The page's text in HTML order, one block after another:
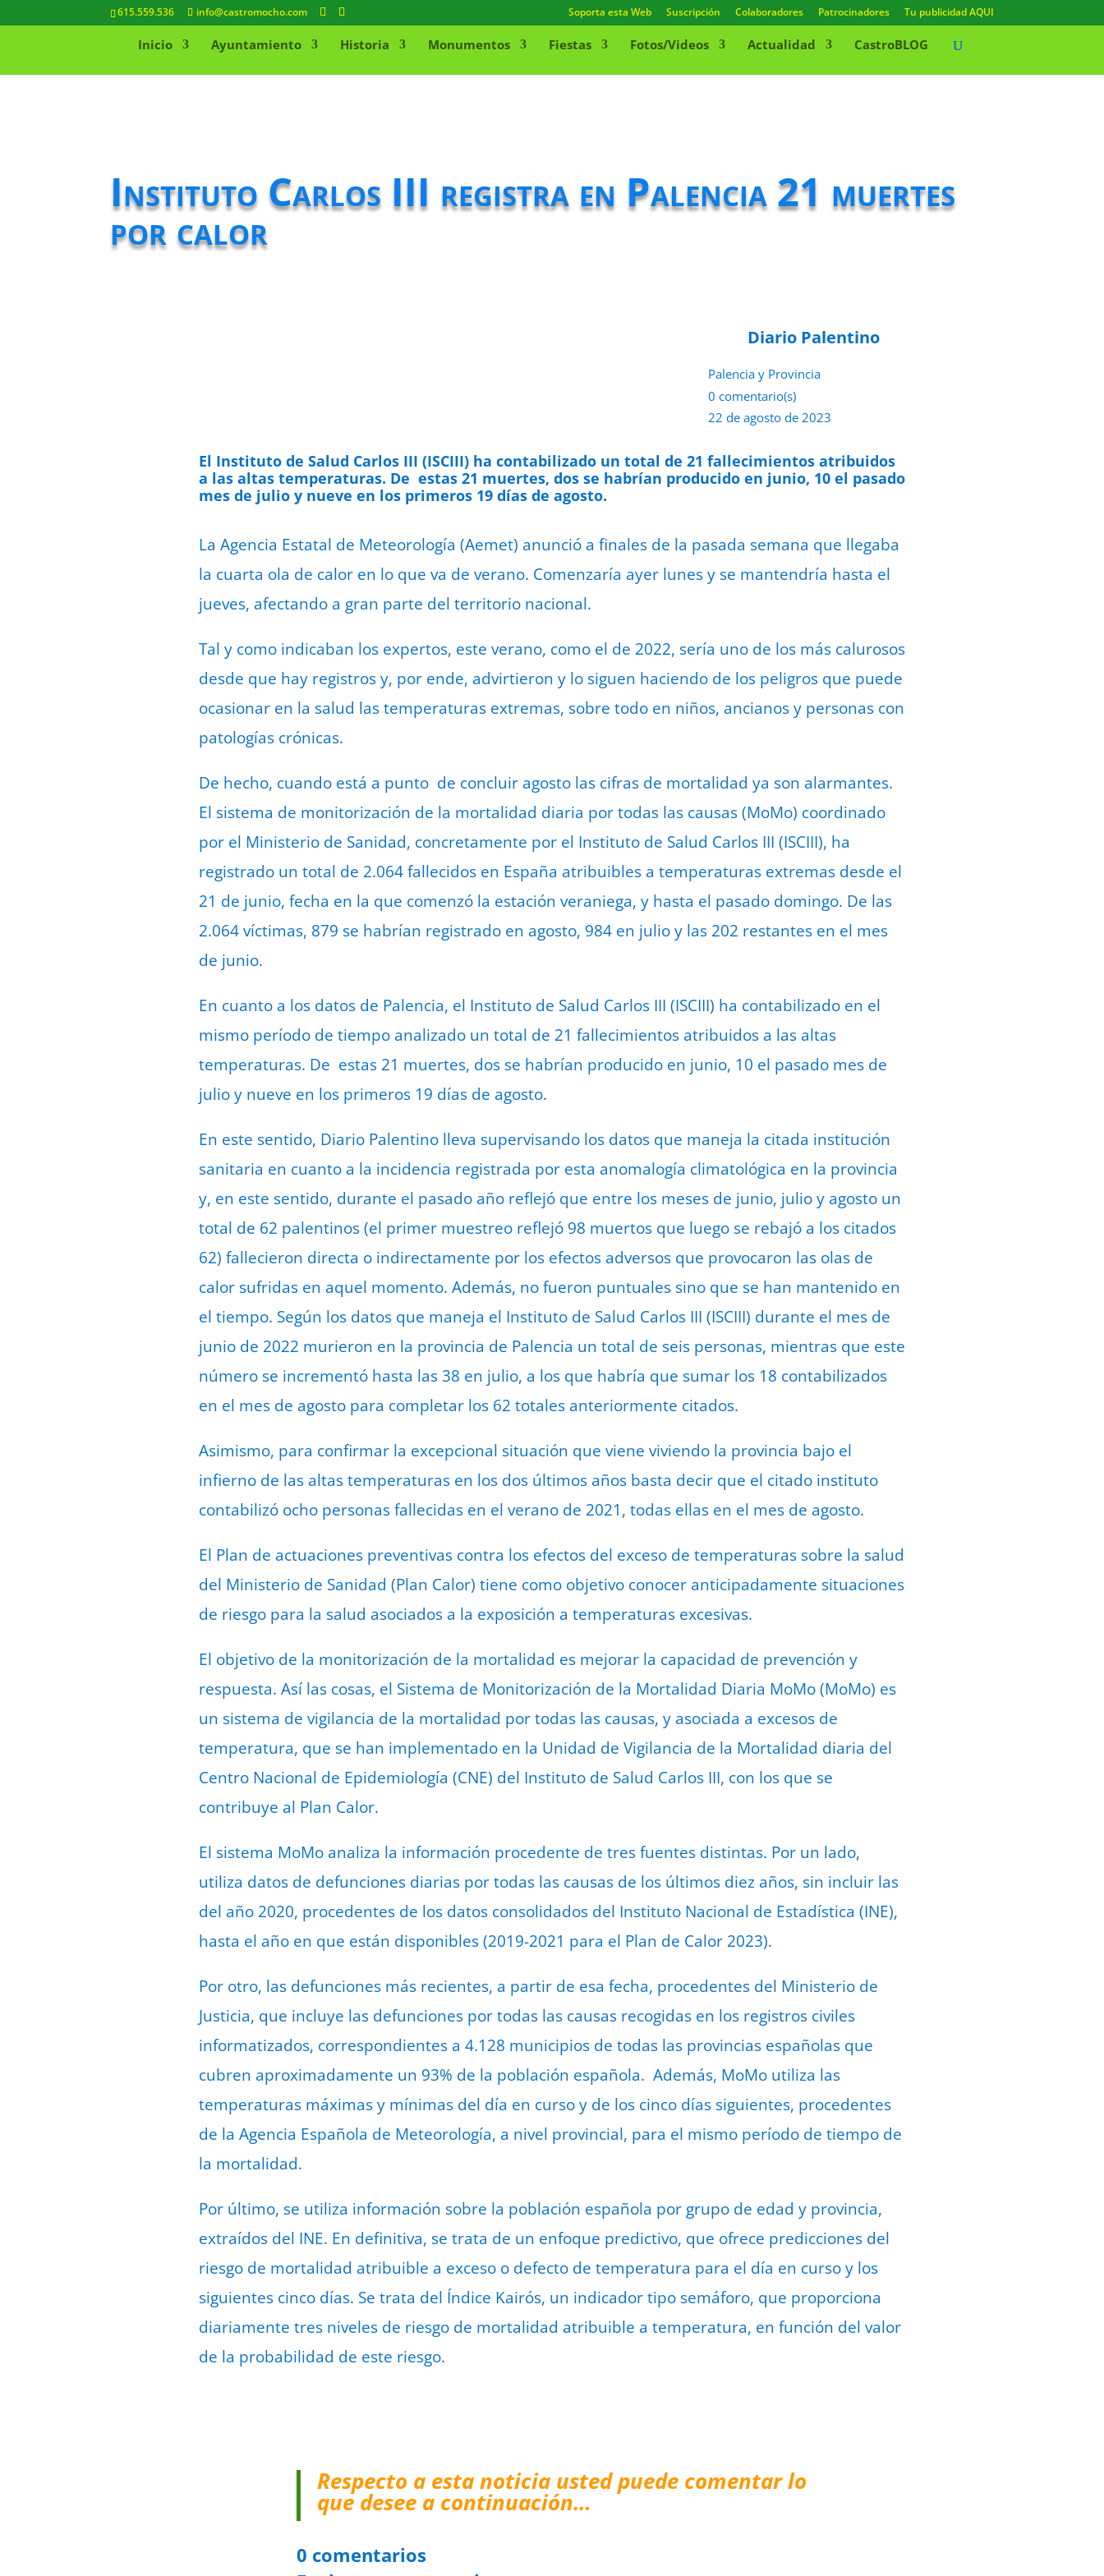
615.559.536 info@castromocho.com Soporta esta Web Suscripción Colaboradores Patrocinadores Tu publicidad AQUI
Inicio Ayuntamiento Historia Monumentos Fiestas Fotos/Videos Actualidad CastroBLOG
Instituto Carlos III registra en Palencia 21 muertes
por calor
Diario Palentino
Palencia y Provincia
0 comentario(s)
22 de agosto de 2023
El Instituto de Salud Carlos III (ISCIII) ha contabilizado un total de 21 fallecimientos atribuidos
a las altas temperaturas. De estas 21 muertes, dos se habrían producido en junio, 10 el pasado
mes de julio y nueve en los primeros 19 días de agosto.
La Agencia Estatal de Meteorología (Aemet) anunció a finales de la pasada semana que llegaba
la cuarta ola de calor en lo que va de verano. Comenzaría ayer lunes y se mantendría hasta el
jueves, afectando a gran parte del territorio nacional.
Tal y como indicaban los expertos, este verano, como el de 2022, sería uno de los más calurosos
desde que hay registros y, por ende, advirtieron y lo siguen haciendo de los peligros que puede
ocasionar en la salud las temperaturas extremas, sobre todo en niños, ancianos y personas con
patologías crónicas.
De hecho, cuando está a punto de concluir agosto las cifras de mortalidad ya son alarmantes.
El sistema de monitorización de la mortalidad diaria por todas las causas (MoMo) coordinado
por el Ministerio de Sanidad, concretamente por el Instituto de Salud Carlos III (ISCIII), ha
registrado un total de 2.064 fallecidos en España atribuibles a temperaturas extremas desde el
21 de junio, fecha en la que comenzó la estación veraniega, y hasta el pasado domingo. De las
2.064 víctimas, 879 se habrían registrado en agosto, 984 en julio y las 202 restantes en el mes
de junio.
En cuanto a los datos de Palencia, el Instituto de Salud Carlos III (ISCIII) ha contabilizado en el
mismo período de tiempo analizado un total de 21 fallecimientos atribuidos a las altas
temperaturas. De estas 21 muertes, dos se habrían producido en junio, 10 el pasado mes de
julio y nueve en los primeros 19 días de agosto.
En este sentido, Diario Palentino lleva supervisando los datos que maneja la citada institución
sanitaria en cuanto a la incidencia registrada por esta anomalogía climatológica en la provincia
y, en este sentido, durante el pasado año reflejó que entre los meses de junio, julio y agosto un
total de 62 palentinos (el primer muestreo reflejó 98 muertos que luego se rebajó a los citados
62) fallecieron directa o indirectamente por los efectos adversos que provocaron las olas de
calor sufridas en aquel momento. Además, no fueron puntuales sino que se han mantenido en
el tiempo. Según los datos que maneja el Instituto de Salud Carlos III (ISCIII) durante el mes de
junio de 2022 murieron en la provincia de Palencia un total de seis personas, mientras que este
número se incrementó hasta las 38 en julio, a los que habría que sumar los 18 contabilizados
en el mes de agosto para completar los 62 totales anteriormente citados.
Asimismo, para confirmar la excepcional situación que viene viviendo la provincia bajo el
infierno de las altas temperaturas en los dos últimos años basta decir que el citado instituto
contabilizó ocho personas fallecidas en el verano de 2021, todas ellas en el mes de agosto.
El Plan de actuaciones preventivas contra los efectos del exceso de temperaturas sobre la salud
del Ministerio de Sanidad (Plan Calor) tiene como objetivo conocer anticipadamente situaciones
de riesgo para la salud asociados a la exposición a temperaturas excesivas.
El objetivo de la monitorización de la mortalidad es mejorar la capacidad de prevención y
respuesta. Así las cosas, el Sistema de Monitorización de la Mortalidad Diaria MoMo (MoMo) es
un sistema de vigilancia de la mortalidad por todas las causas, y asociada a excesos de
temperatura, que se han implementado en la Unidad de Vigilancia de la Mortalidad diaria del
Centro Nacional de Epidemiología (CNE) del Instituto de Salud Carlos III, con los que se
contribuye al Plan Calor.
El sistema MoMo analiza la información procedente de tres fuentes distintas. Por un lado,
utiliza datos de defunciones diarias por todas las causas de los últimos diez años, sin incluir las
del año 2020, procedentes de los datos consolidados del Instituto Nacional de Estadística (INE),
hasta el año en que están disponibles (2019-2021 para el Plan de Calor 2023).
Por otro, las defunciones más recientes, a partir de esa fecha, procedentes del Ministerio de
Justicia, que incluye las defunciones por todas las causas recogidas en los registros civiles
informatizados, correspondientes a 4.128 municipios de todas las provincias españolas que
cubren aproximadamente un 93% de la población española. Además, MoMo utiliza las
temperaturas máximas y mínimas del día en curso y de los cinco días siguientes, procedentes
de la Agencia Española de Meteorología, a nivel provincial, para el mismo período de tiempo de
la mortalidad.
Por último, se utiliza información sobre la población española por grupo de edad y provincia,
extraídos del INE. En definitiva, se trata de un enfoque predictivo, que ofrece predicciones del
riesgo de mortalidad atribuible a exceso o defecto de temperatura para el día en curso y los
siguientes cinco días. Se trata del Índice Kairós, un indicador tipo semáforo, que proporciona
diariamente tres niveles de riesgo de mortalidad atribuible a temperatura, en función del valor
de la probabilidad de este riesgo.
Respecto a esta noticia usted puede comentar lo
que desee a continuación…
0 comentarios